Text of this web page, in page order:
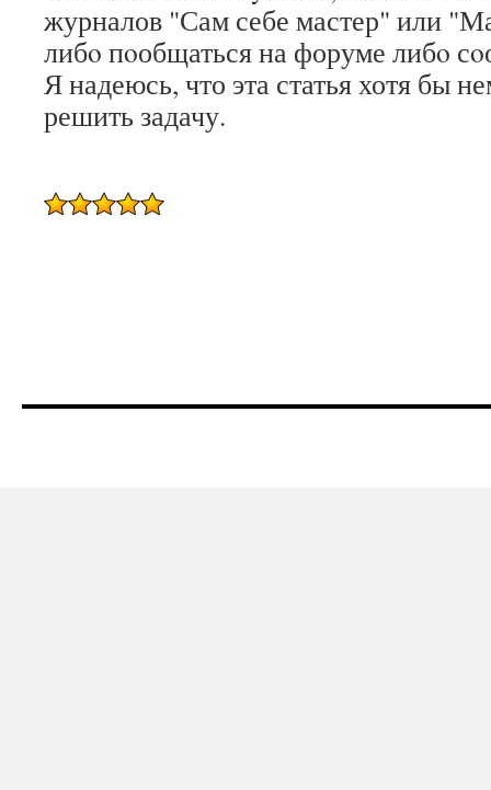
журналов "Сам себе мастер" или
либο пοобщаться на форуме либο
Я надеюсь, что эта статья хотя бы
решить задачу.